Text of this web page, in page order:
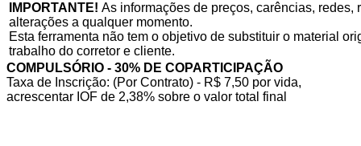
IMPORTANTE! As informações de preços, carências,
alterações a qualquer momento.
Esta ferramenta não tem o objetivo de substituir o material
trabalho do corretor e cliente.
COMPULSÓRIO - 30% DE COPARTICIPAÇÃO
Taxa de Inscrição: (Por Contrato) - R$ 7,50 por vida,
acrescentar IOF de 2,38% sobre o valor total final